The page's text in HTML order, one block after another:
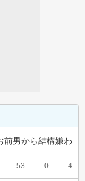
前男から結構嫌わ
53 0 4